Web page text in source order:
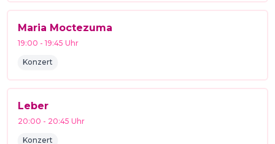
Maria Moctezuma
19:00 -19:45 Uhr
Konzert
Leber
20:00 - 20:45 Uhr
Konzert